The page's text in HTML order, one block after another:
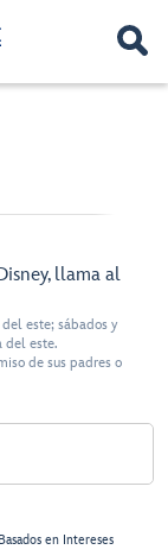
llama al
este; sábados y
del este.
de sus padres o
en Intereses